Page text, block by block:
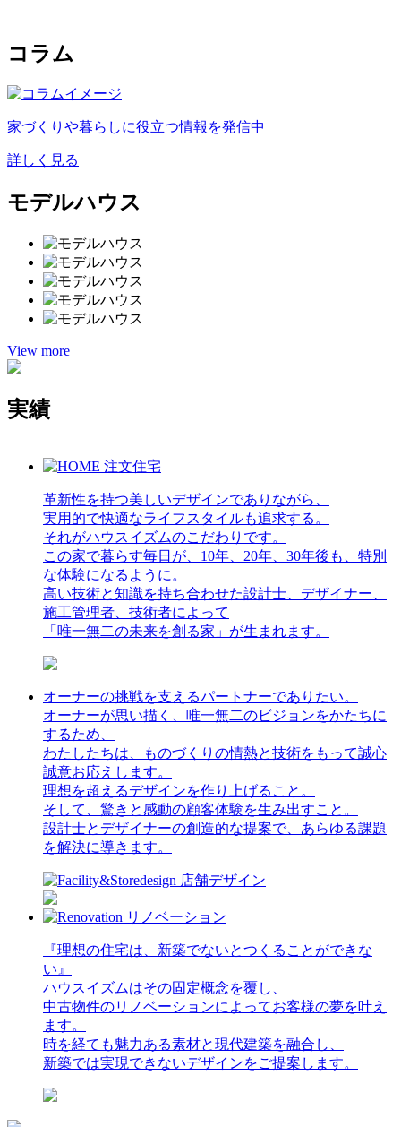
コラム
家づくりや暮らしに役立つ情報を発信中
詳しく見る
モデルハウス
View more
実績
革新性を持つ美しいデザインでありながら、
実用的で快適なライフスタイルも追求する。
それがハウスイズムのこだわりです。
この家で暮らす毎日が、10年、20年、30年後も、特別
な体験になるように。
高い技術と知識を持ち合わせた設計士、デザイナー、
施工管理者、技術者によって
「唯一無二の未来を創る家」が生まれます。
オーナーの挑戦を支えるパートナーでありたい。
オーナーが思い描く、唯一無二のビジョンをかたちに
するため、
わたしたちは、ものづくりの情熱と技術をもって誠心
誠意お応えします。
理想を超えるデザインを作り上げること。
そして、驚きと感動の顧客体験を生み出すこと。
設計士とデザイナーの創造的な提案で、あらゆる課題
を解決に導きます。
『理想の住宅は、新築でないとつくることができな
い』
ハウスイズムはその固定概念を覆し、
中古物件のリノベーションによってお客様の夢を叶え
ます。
時を経ても魅力ある素材と現代建築を融合し、
新築では実現できないデザインをご提案します。